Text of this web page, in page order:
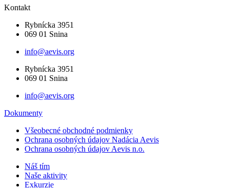
Kontakt
Rybnícka 3951
069 01 Snina
info@aevis.org
Rybnícka 3951
069 01 Snina
info@aevis.org
Dokumenty
Všeobecné obchodné podmienky
Ochrana osobných údajov Nadácia Aevis
Ochrana osobných údajov Aevis n.o.
Náš tím
Naše aktivity
Exkurzie